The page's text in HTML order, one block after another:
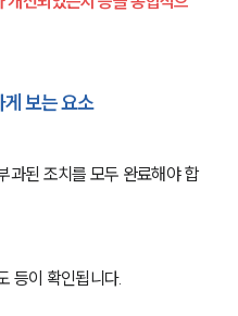
보는 요소
과된 조치를 모두 완료해야 합
등이 확인됩니다.